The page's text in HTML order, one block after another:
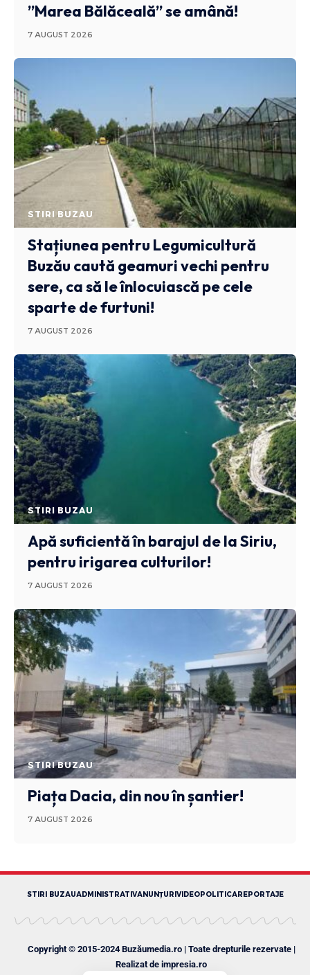
”Marea Bălăceală” se amână!
7 AUGUST 2026
STIRI BUZAU
Stațiunea pentru Legumicultură
Buzău caută geamuri vechi pentru
sere, ca să le înlocuiască pe cele
sparte de furtuni!
7 AUGUST 2026
STIRI BUZAU
Apă suficientă în barajul de la Siriu,
pentru irigarea culturilor!
7 AUGUST 2026
STIRI BUZAU
Piața Dacia, din nou în șantier!
7 AUGUST 2026
STIRI BUZAUADMINISTRATIVANUNȚURIVIDEOPOLITICAREPORTAJE
Copyright © 2015-2024 Buzăumedia.ro | Toate drepturile rezervate |
Realizat de impresia.ro